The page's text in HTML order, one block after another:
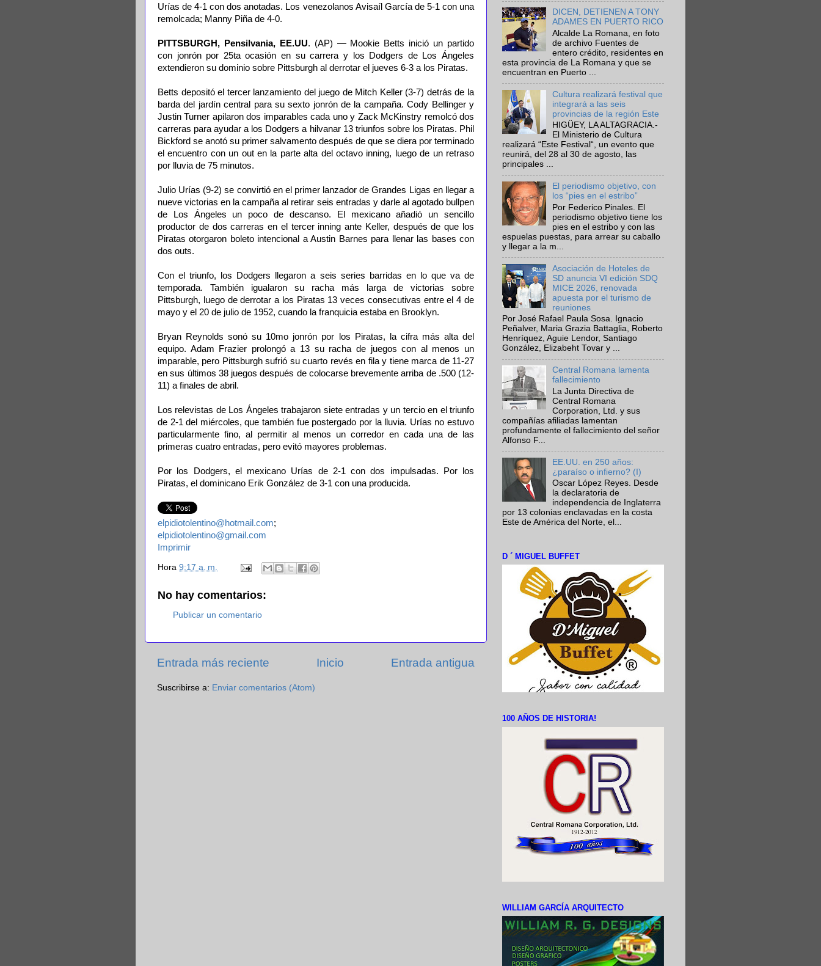
Urías de 4-1 con dos anotadas. Los venezolanos Avisaíl García de 5-1 con una
remolcada; Manny Piña de 4-0.
PITTSBURGH, Pensilvania, EE.UU. (AP) — Mookie Betts inició un partido
con jonrón por 25ta ocasión en su carrera y los Dodgers de Los Ángeles
extendieron su dominio sobre Pittsburgh al derrotar el jueves 6-3 a los Piratas.
Betts depositó el tercer lanzamiento del juego de Mitch Keller (3-7) detrás de la
barda del jardín central para su sexto jonrón de la campaña. Cody Bellinger y
Justin Turner apilaron dos imparables cada uno y Zack McKinstry remolcó dos
carreras para ayudar a los Dodgers a hilvanar 13 triunfos sobre los Piratas. Phil
Bickford se anotó su primer salvamento después de que se diera por terminado
el encuentro con un out en la parte alta del octavo inning, luego de un retraso
por lluvia de 75 minutos.
Julio Urías (9-2) se convirtió en el primer lanzador de Grandes Ligas en llegar a
nueve victorias en la campaña al retirar seis entradas y darle al agotado bullpen
de Los Ángeles un poco de descanso. El mexicano añadió un sencillo
productor de dos carreras en el tercer inning ante Keller, después de que los
Piratas otorgaron boleto intencional a Austin Barnes para llenar las bases con
dos outs.
Con el triunfo, los Dodgers llegaron a seis series barridas en lo que va de
temporada. También igualaron su racha más larga de victorias sobre
Pittsburgh, luego de derrotar a los Piratas 13 veces consecutivas entre el 4 de
mayo y el 20 de julio de 1952, cuando la franquicia estaba en Brooklyn.
Bryan Reynolds sonó su 10mo jonrón por los Piratas, la cifra más alta del
equipo. Adam Frazier prolongó a 13 su racha de juegos con al menos un
imparable, pero Pittsburgh sufrió su cuarto revés en fila y tiene marca de 11-27
en sus últimos 38 juegos después de colocarse brevemente arriba de .500 (12-
11) a finales de abril.
Los relevistas de Los Ángeles trabajaron siete entradas y un tercio en el triunfo
de 2-1 del miércoles, que también fue postergado por la lluvia. Urías no estuvo
particularmente fino, al permitir al menos un corredor en cada una de las
primeras cuatro entradas, pero evitó mayores problemas.
Por los Dodgers, el mexicano Urías de 2-1 con dos impulsadas. Por los
Piratas, el dominicano Erik González de 3-1 con una producida.
elpidiotolentino@hotmail.com;
elpidiotolentino@gmail.com
Imprimir
Hora 9:17 a. m.
No hay comentarios:
Publicar un comentario
Entrada más reciente Entrada antigua
Inicio
Suscribirse a: Enviar comentarios (Atom)
DICEN, DETIENEN A TONY
ADAMES EN PUERTO RICO
Alcalde La Romana, en foto
de archivo Fuentes de
entero crédito, residentes en
esta provincia de La Romana y que se
encuentran en Puerto ...
Cultura realizará festival que
integrará a las seis
provincias de la región Este
HIGÜEY, LA ALTAGRACIA.-
El Ministerio de Cultura
realizará “Este Festival“, un evento que
reunirá, del 28 al 30 de agosto, las
principales ...
El periodismo objetivo, con
los “pies en el estribo”
Por Federico Pinales. El
periodismo objetivo tiene los
pies en el estribo y con las
espuelas puestas, para arrear su caballo
y llegar a la m...
Asociación de Hoteles de
SD anuncia VI edición SDQ
MICE 2026, renovada
apuesta por el turismo de
reuniones
Por José Rafael Paula Sosa. Ignacio
Peñalver, Maria Grazia Battaglia, Roberto
Henríquez, Aguie Lendor, Santiago
González, Elizabeht Tovar y ...
Central Romana lamenta
fallecimiento
La Junta Directiva de
Central Romana
Corporation, Ltd. y sus
compañías afiliadas lamentan
profundamente el fallecimiento del señor
Alfonso F...
EE.UU. en 250 años:
¿paraíso o infierno? (I)
Oscar López Reyes. Desde
la declaratoria de
independencia de Inglaterra
por 13 colonias enclavadas en la costa
Este de América del Norte, el...
D ´ MIGUEL BUFFET
100 AÑOS DE HISTORIA!
WILLIAM GARCÍA ARQUITECTO